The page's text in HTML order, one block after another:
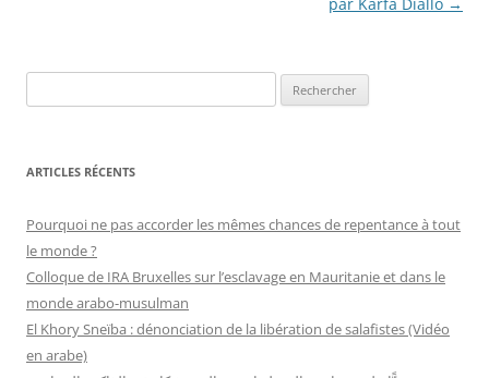
e
h
r
c
h
r
ARTICLES RÉCENTS
Pourquoi ne pas accorder les mêmes chances de repentance à tout
le monde ?
Colloque de IRA Bruxelles sur l’esclavage en Mauritanie et dans le
monde arabo-musulman
El Khory Sneïba : dénonciation de la libération de salafistes (Vidéo
en arabe)